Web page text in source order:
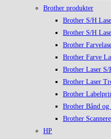
Brother produkter
Brother S/H
Brother S/H
Brother
Brother Farve
Brother Laser S/
Brother Laser
Brother
Brother Bånd og
Brother Scannere
HP